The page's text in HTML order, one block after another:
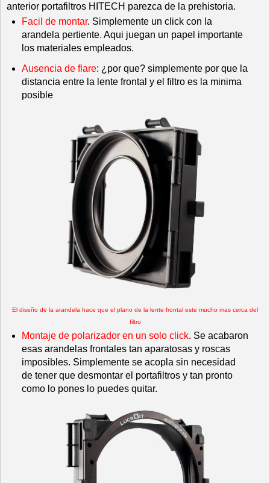
anterior portafiltros HITECH parezca de la prehistoria.
Facil de montar. Simplemente un click con la
arandela pertiente. Aqui juegan un papel importante
los materiales empleados.
Ausencia de flare: ¿por que? simplemente por que la
distancia entre la lente frontal y el filtro es la minima
posible
El diseño de la arandela hace que el plano de la lente frontal este mucho mas cerca del
filtro
Montaje de polarizador en un solo click. Se acabaron
esas arandelas frontales tan aparatosas y roscas
imposibles. Simplemente se acopla sin necesidad
de tener que desmontar el portafiltros y tan pronto
como lo pones lo puedes quitar.